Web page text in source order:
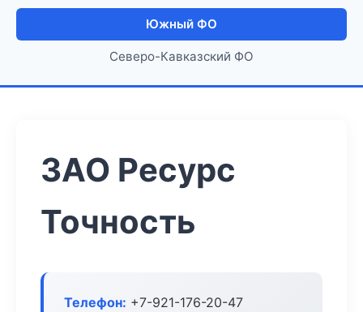
Южный ФО
Северо-Кавказский ФО
ЗАО Ресурс
Точность
Телефон: +7-921-176-20-47